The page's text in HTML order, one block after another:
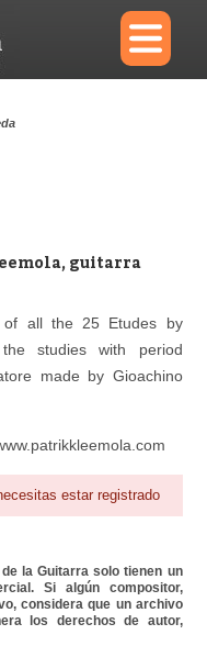
×
guitarra
of all the 25 Etudes by
studies with period
made by Gioachino
estar registrado
la Guitarra solo tienen un
Si algún compositor,
considera que un archivo
los derechos de autor,